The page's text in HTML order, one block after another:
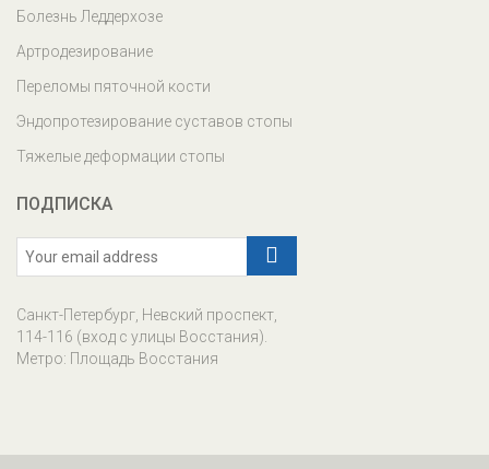
Болезнь Леддерхозе
Артродезирование
Переломы пяточной кости
Эндопротезирование суставов стопы
Тяжелые деформации стопы
ПОДПИСКА
Санкт-Петербург, Невский проспект,
114-116 (вход с улицы Восстания).
Метро: Площадь Восстания